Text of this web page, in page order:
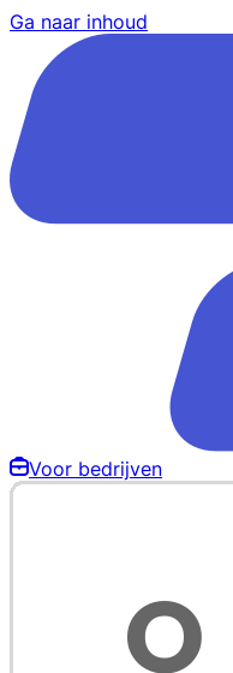
Ga naar inhoud
Voor bedrijven